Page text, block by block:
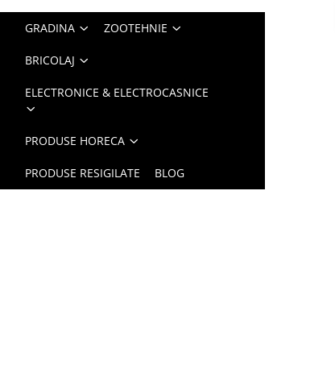
GRADINA ZOOTEHNIE
BRICOLAJ
ELECTRONICE & ELECTROCASNICE
PRODUSE HORECA
PRODUSE RESIGILATE BLOG